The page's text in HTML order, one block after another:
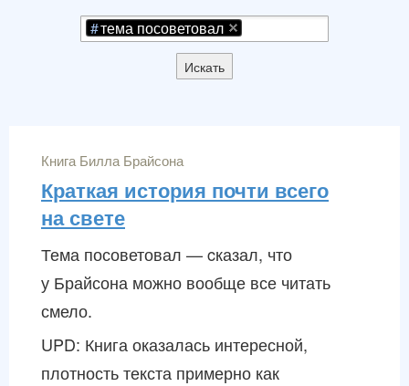
тема посоветовал
Искать
Книга Билла Брайсона
Краткая история почти всего
на свете
Тема посоветовал — cказал, что
у Брайсона можно вообще все читать
смело.
UPD: Книга оказалась интересной,
плотность текста примерно как